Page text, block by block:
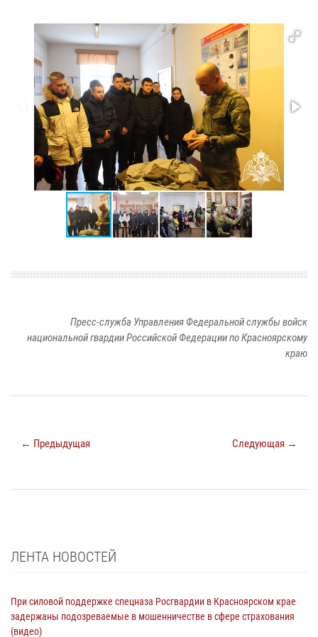
Пресс-служба Управления Федеральной службы войск
национальной гвардии Российской Федерации по Красноярскому
краю
← Предыдущая Следующая →
ЛЕНТА НОВОСТЕЙ
При силовой поддержке спецназа Росгвардии в Красноярском крае
задержаны подозреваемые в мошенничестве в сфере страхования
(видео)